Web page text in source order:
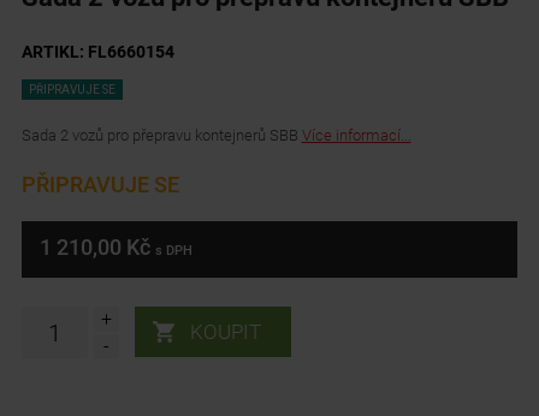
ARTIKL: FL6660154
PŘIPRAVUJE SE
Sada 2 vozů pro přepravu kontejnerů SBB Více informací...
PŘIPRAVUJE SE
1 210,00 Kč s DPH
+
-